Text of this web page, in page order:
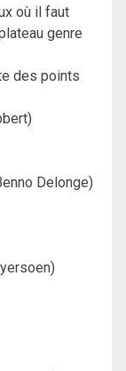
où il faut
genre
des points
Delonge)